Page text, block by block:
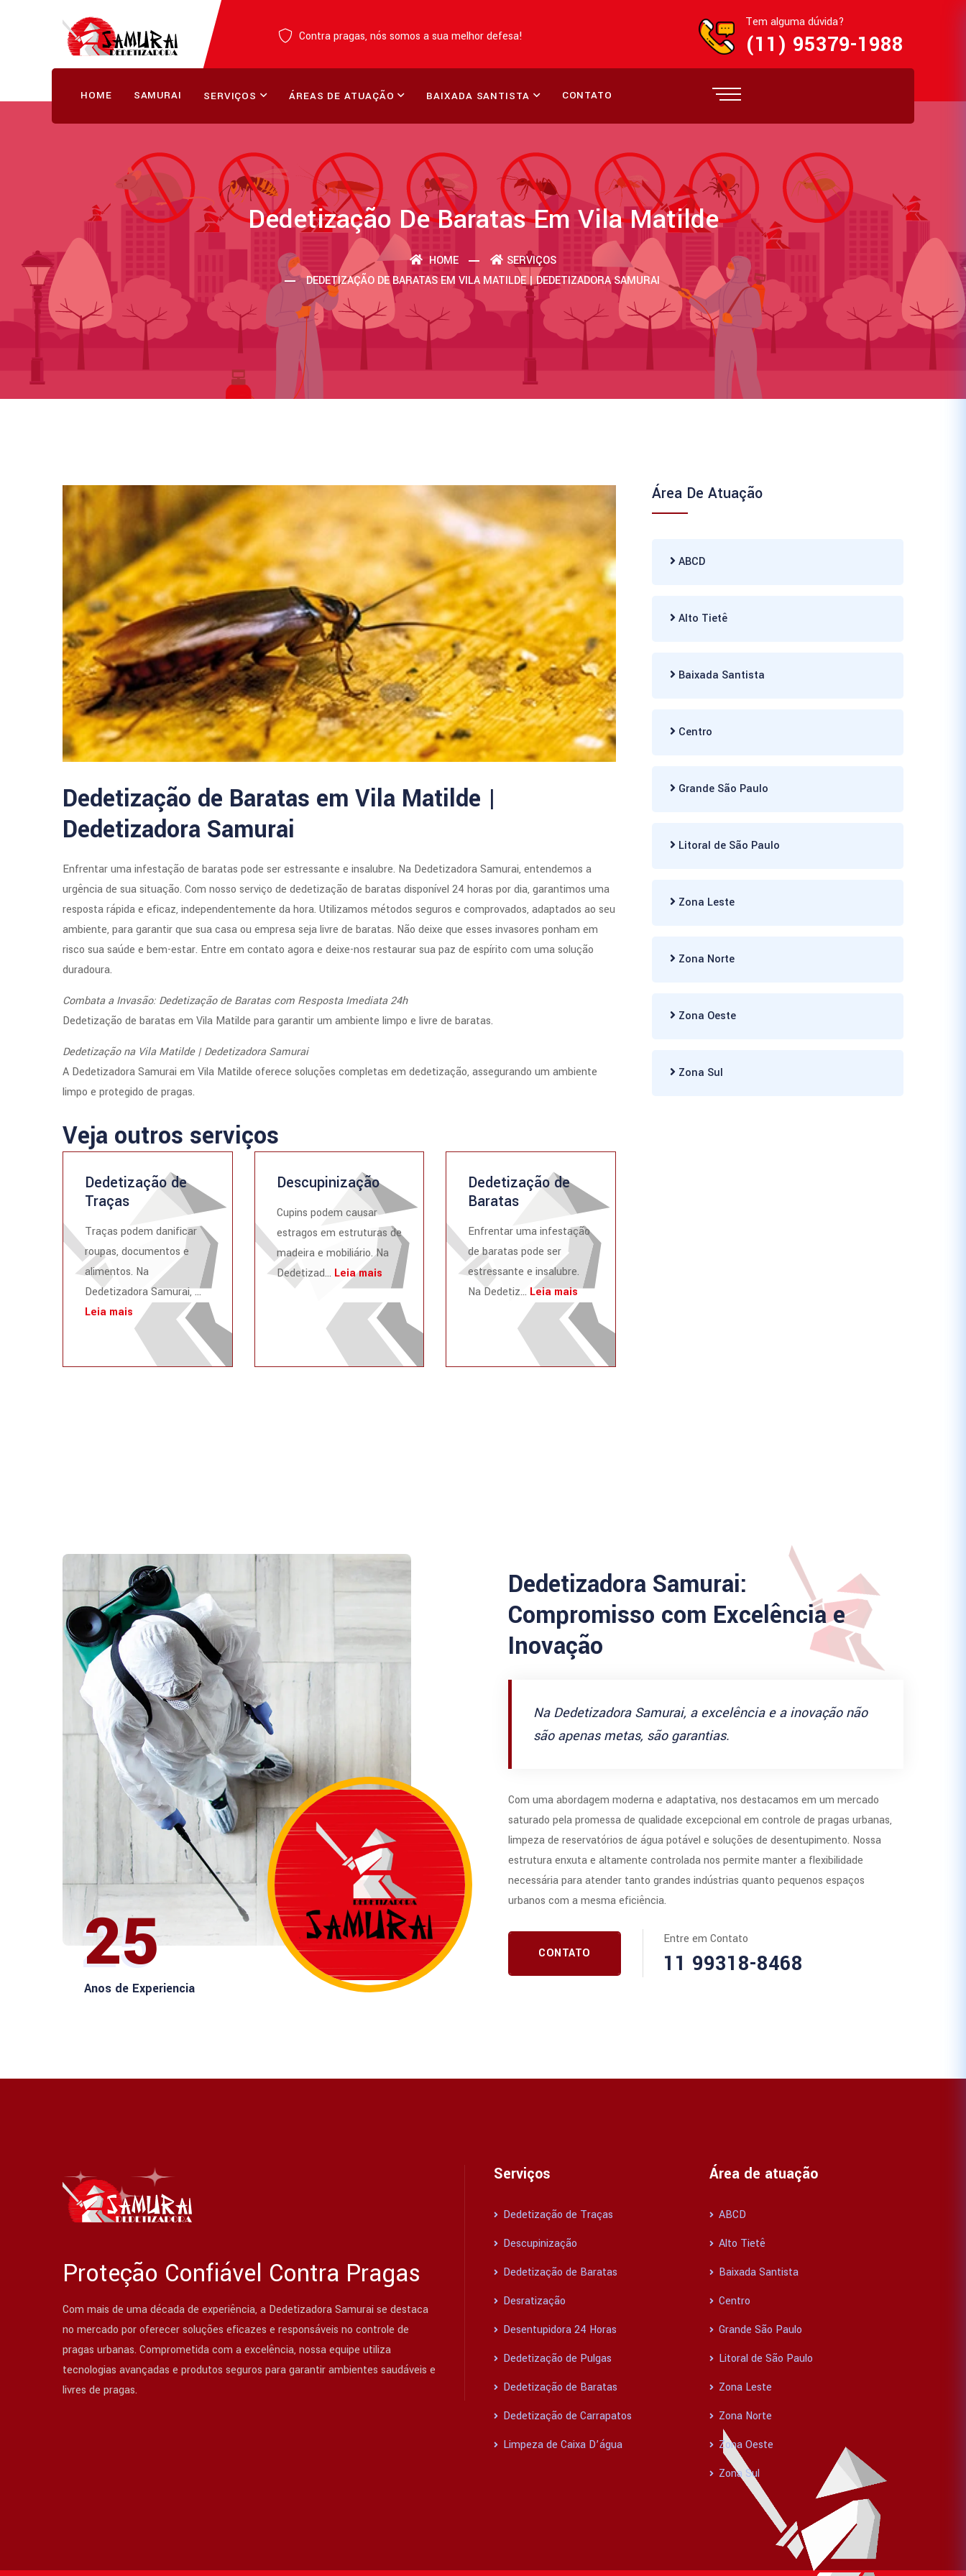
Contra pragas, nós somos a sua melhor defesa!
Tem alguma dúvida?
(11) 95379-1988
HOME SAMURAI SERVIÇOS ÁREAS DE ATUAÇÃO BAIXADA SANTISTA CONTATO
Dedetização De Baratas Em Vila Matilde
HOME
SERVIÇOS
DEDETIZAÇÃO DE BARATAS EM VILA MATILDE | DEDETIZADORA SAMURAI
Dedetização de Baratas em Vila Matilde |
Dedetizadora Samurai
Enfrentar uma infestação de baratas pode ser estressante e insalubre. Na Dedetizadora Samurai, entendemos a
urgência de sua situação. Com nosso serviço de dedetização de baratas disponível 24 horas por dia, garantimos uma
resposta rápida e eficaz, independentemente da hora. Utilizamos métodos seguros e comprovados, adaptados ao seu
ambiente, para garantir que sua casa ou empresa seja livre de baratas. Não deixe que esses invasores ponham em
risco sua saúde e bem-estar. Entre em contato agora e deixe-nos restaurar sua paz de espírito com uma solução
duradoura.
Combata a Invasão: Dedetização de Baratas com Resposta Imediata 24h
Dedetização de baratas em Vila Matilde para garantir um ambiente limpo e livre de baratas.
Dedetização na Vila Matilde | Dedetizadora Samurai
A Dedetizadora Samurai em Vila Matilde oferece soluções completas em dedetização, assegurando um ambiente
limpo e protegido de pragas.
Veja outros serviços
Dedetização de
Traças
Traças podem danificar
roupas, documentos e
alimentos. Na
Dedetizadora Samurai, ...
Leia mais
Descupinização
Cupins podem causar
estragos em estruturas de
madeira e mobiliário. Na
Dedetizad... Leia mais
Dedetização de
Baratas
Enfrentar uma infestação
de baratas pode ser
estressante e insalubre.
Na Dedetiz... Leia mais
Área De Atuação
ABCD
Alto Tietê
Baixada Santista
Centro
Grande São Paulo
Litoral de São Paulo
Zona Leste
Zona Norte
Zona Oeste
Zona Sul
25
Anos de Experiencia
Dedetizadora Samurai:
Compromisso com Excelência e
Inovação
Na Dedetizadora Samurai, a excelência e a inovação não
são apenas metas, são garantias.
Com uma abordagem moderna e adaptativa, nos destacamos em um mercado
saturado pela promessa de qualidade excepcional em controle de pragas urbanas,
limpeza de reservatórios de água potável e soluções de desentupimento. Nossa
estrutura enxuta e altamente controlada nos permite manter a flexibilidade
necessária para atender tanto grandes indústrias quanto pequenos espaços
urbanos com a mesma eficiência.
CONTATO
Entre em Contato
11 99318-8468
Proteção Confiável Contra Pragas
Com mais de uma década de experiência, a Dedetizadora Samurai se destaca
no mercado por oferecer soluções eficazes e responsáveis no controle de
pragas urbanas. Comprometida com a excelência, nossa equipe utiliza
tecnologias avançadas e produtos seguros para garantir ambientes saudáveis e
livres de pragas.
Serviços
Dedetização de Traças
Descupinização
Dedetização de Baratas
Desratização
Desentupidora 24 Horas
Dedetização de Pulgas
Dedetização de Baratas
Dedetização de Carrapatos
Limpeza de Caixa D’água
Área de atuação
ABCD
Alto Tietê
Baixada Santista
Centro
Grande São Paulo
Litoral de São Paulo
Zona Leste
Zona Norte
Zona Oeste
Zona Sul